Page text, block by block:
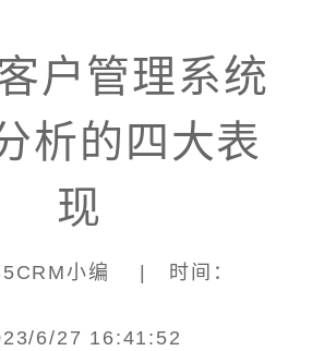
户管理系统
析的四大表
现
小编 | 时间：
6/27 16:41:52